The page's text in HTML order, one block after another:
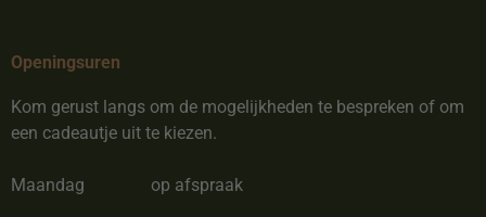
Openingsuren
Kom gerust langs om de mogelijkheden te bespreken of om
een cadeautje uit te kiezen.
Maandag op afspraak